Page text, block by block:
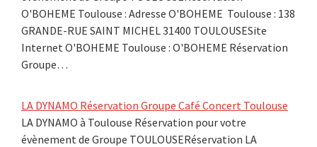
O'BOHEME Toulouse : Adresse O'BOHEME Toulouse : 138
GRANDE-RUE SAINT MICHEL 31400 TOULOUSESite
Internet O'BOHEME Toulouse : O'BOHEME Réservation
Groupe…
LA DYNAMO Réservation Groupe Café Concert Toulouse
LA DYNAMO à Toulouse Réservation pour votre
évènement de Groupe TOULOUSERéservation LA